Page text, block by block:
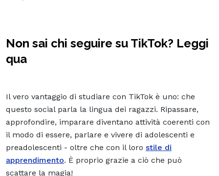
Non sai chi seguire su TikTok? Leggi
qua
Il vero vantaggio di studiare con TikTok è uno: che
questo social parla la lingua dei ragazzi. Ripassare,
approfondire, imparare diventano attività coerenti con
il modo di essere, parlare e vivere di adolescenti e
preadolescenti - oltre che con il loro stile di
apprendimento. È proprio grazie a ciò che può
scattare la magia!